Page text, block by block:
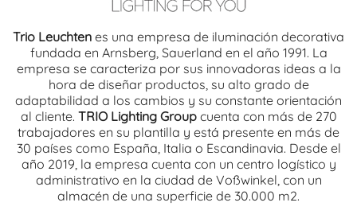
Trio Leuchten es una empresa de iluminación decorativa
fundada en Arnsberg, Sauerland en el año 1991. La
empresa se caracteriza por sus innovadoras ideas a la
hora de diseñar productos, su alto grado de
adaptabilidad a los cambios y su constante orientación
al cliente. TRIO Lighting Groupcuenta con más de 270
trabajadores en su plantilla y está presente en más de
30 países como España, Italia o Escandinavia. Desde el
año 2019, la empresa cuenta con un centro logístico y
administrativo en la ciudad de Voßwinkel, con un
almacén de una superficie de 30.000 m2.